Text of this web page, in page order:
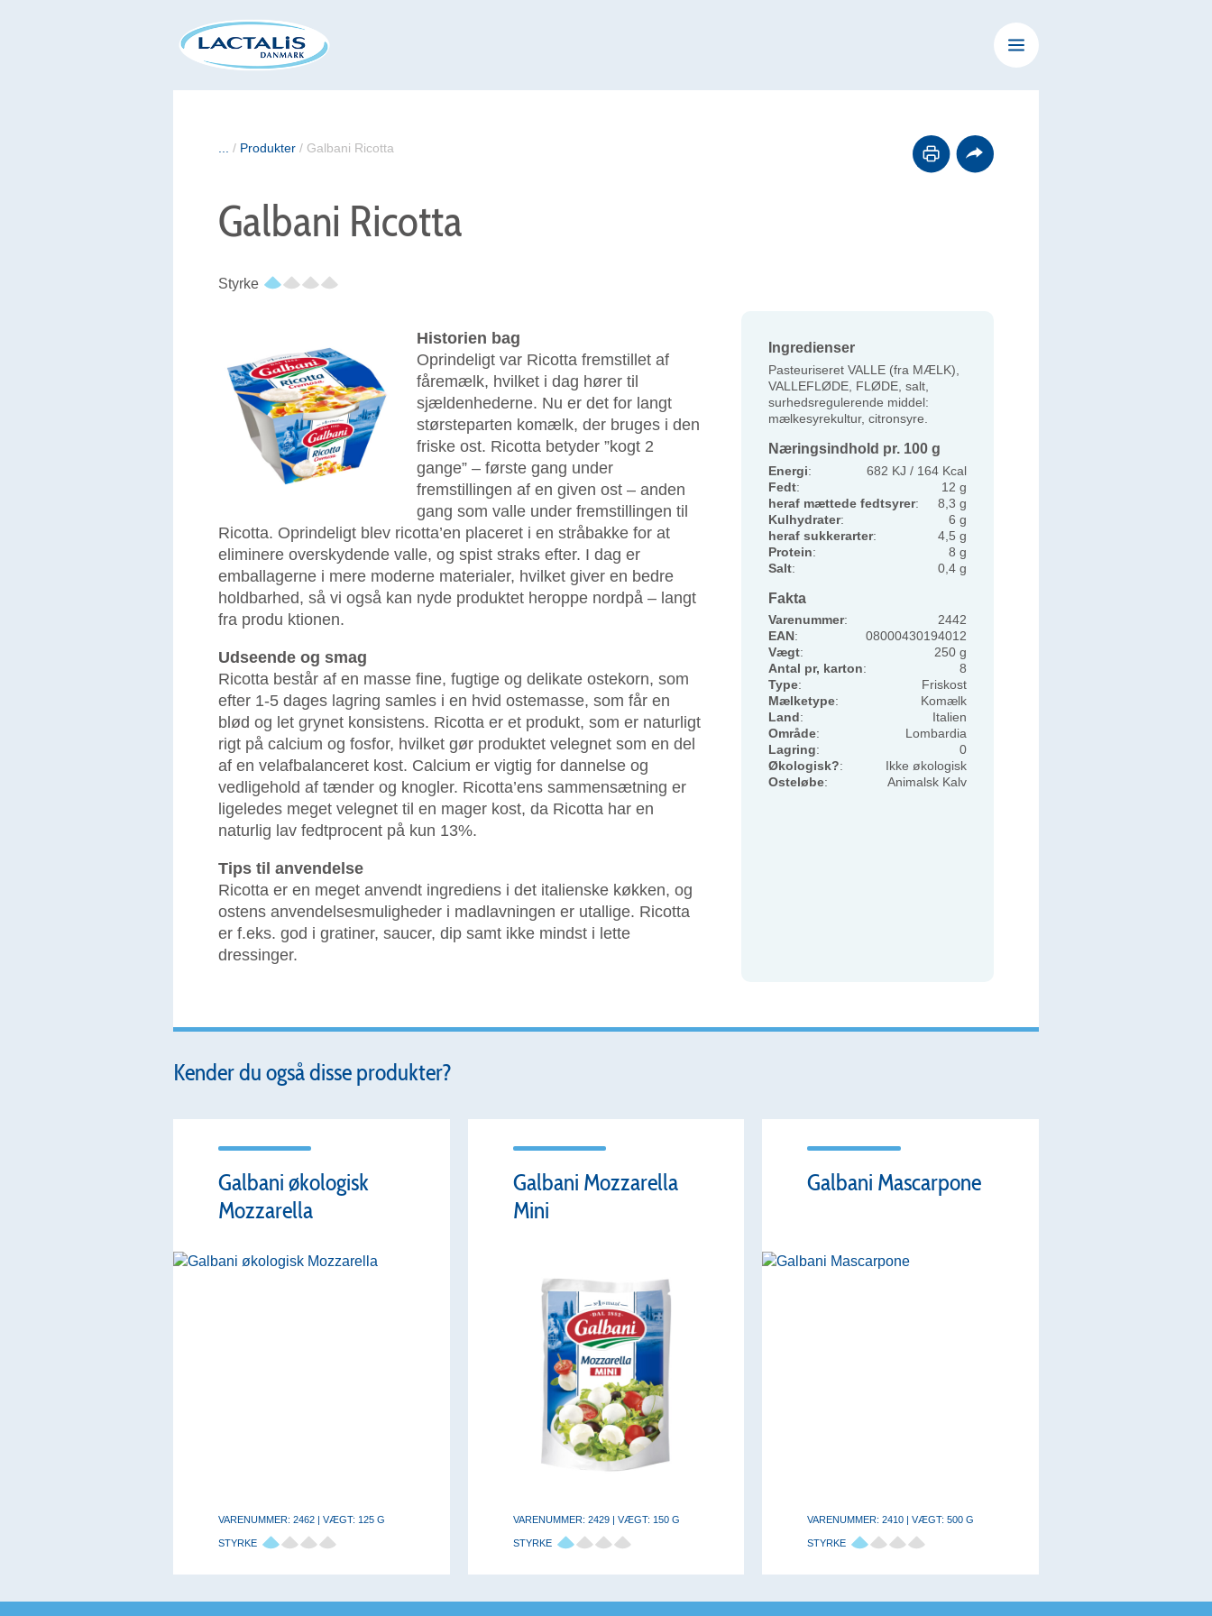
/ Produkter / Galbani Ricotta
Galbani Ricotta
Styrke
Historien bag
Oprindeligt var Ricotta fremstillet af
fåremælk, hvilket i dag hører til
sjældenhederne. Nu er det for langt
størsteparten komælk, der bruges i den
friske ost. Ricotta betyder ”kogt 2
gange” – første gang under
fremstillingen af en given ost – anden
gang som valle under fremstillingen til
Ricotta. Oprindeligt blev ricotta’en placeret i en stråbakke for at
eliminere overskydende valle, og spist straks efter. I dag er
emballagerne i mere moderne materialer, hvilket giver en bedre
holdbarhed, så vi også kan nyde produktet heroppe nordpå – langt
fra produ ktionen.
Udseende og smag
Ricotta består af en masse fine, fugtige og delikate ostekorn, som
efter 1-5 dages lagring samles i en hvid ostemasse, som får en
blød og let grynet konsistens. Ricotta er et produkt, som er naturligt
rigt på calcium og fosfor, hvilket gør produktet velegnet som en del
af en velafbalanceret kost. Calcium er vigtig for dannelse og
vedligehold af tænder og knogler. Ricotta’ens sammensætning er
ligeledes meget velegnet til en mager kost, da Ricotta har en
naturlig lav fedtprocent på kun 13%.
Tips til anvendelse
Ricotta er en meget anvendt ingrediens i det italienske køkken, og
ostens anvendelsesmuligheder i madlavningen er utallige. Ricotta
er f.eks. god i gratiner, saucer, dip samt ikke mindst i lette
dressinger.
Ingredienser
Pasteuriseret VALLE (fra MÆLK),
VALLEFLØDE, FLØDE, salt,
surhedsregulerende middel:
mælkesyrekultur, citronsyre.
Næringsindhold pr. 100 g
Energi:
682 KJ / 164 Kcal
Fedt:
12 g
heraf mættede fedtsyrer:
8,3 g
Kulhydrater:
6 g
heraf sukkerarter:
4,5 g
Protein:
8 g
Salt: 0,4 g
Fakta
Varenummer:
2442
EAN:
08000430194012
Vægt:
250 g
Antal pr, karton:
8
Type:
Friskost
Mælketype:
Komælk
Land:
Italien
Område:
Lombardia
Lagring:
0
Økologisk?:
Ikke økologisk
Osteløbe: Animalsk Kalv
Kender du også disse produkter?
Galbani økologisk
Mozzarella
VARENUMMER: 2462 | VÆGT: 125 G
STYRKE
Galbani Mozzarella
Mini
VARENUMMER: 2429 | VÆGT: 150 G
STYRKE
Galbani Mascarpone
VARENUMMER: 2410 | VÆGT: 500 G
STYRKE